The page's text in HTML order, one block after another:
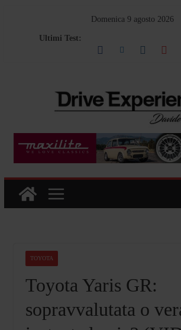
Domenica 9 agosto 2026
Ultimi Test:
TOYOTA
Toyota Yaris GR:
sopravvalutata o